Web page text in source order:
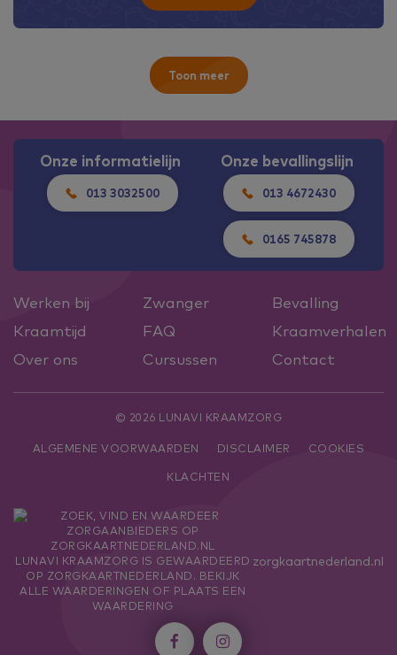
Toon meer
Onze informatielijn
013 3032500
Onze bevallingslijn
013 4672430
0165 745878
Werken bij Zwanger
Bevalling
Kraamtijd
FAQ
Kraamverhalen
Over ons
Cursussen Contact
© 2026 LUNAVI KRAAMZORG
ALGEMENE VOORWAARDEN DISCLAIMER
COOKIES
KLACHTEN
LUNAVI KRAAMZORG IS GEWAARDEERD
OP ZORGKAARTNEDERLAND. BEKIJK
ALLE WAARDERINGEN OF PLAATS EEN
WAARDERING
zorgkaartnederland.nl
 